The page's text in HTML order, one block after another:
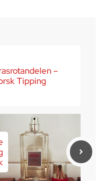
–
Tipping